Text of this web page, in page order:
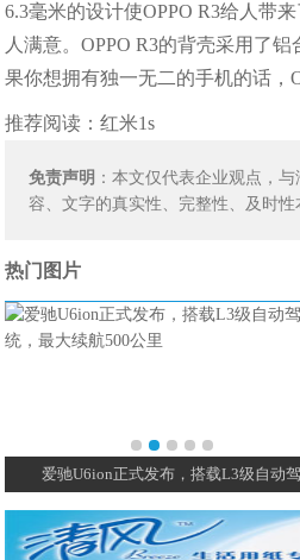
6.3毫米的设计使OPPO R3给人带
人满意。OPPO R3的背壳采用了
果你想拥有独一无二的手机的话，
推荐阅读：红米1s
免责声明 ：本文仅代表企业观点，
容、文字的真实性、完整性、及时
热门图片
动驾 2020款本田飞度